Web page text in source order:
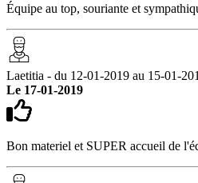
Équipe au top, souriante et
Laetitia - du 12-01-2019 au 15-01-
Le 17-01-2019
Bon materiel et SUPER accueil de